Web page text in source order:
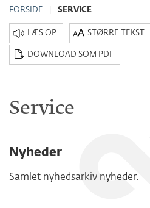
FORSIDE SERVICE
STØRRE TEKST
DOWNLOAD SOM PDF
Service
Nyheder
Samlet nyhedsarkiv nyheder.